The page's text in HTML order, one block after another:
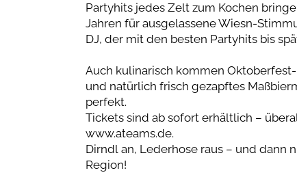
Partyhits jedes Zelt zum Kochen
Jahren für ausgelassene Wiesn-
DJ, der mit den besten Partyhits bis
Auch kulinarisch kommen
und natürlich frisch gezapftes
perfekt.
Tickets sind ab sofort erhältlich –
www.ateams.de.
Dirndl an, Lederhose raus – und dann
Region!